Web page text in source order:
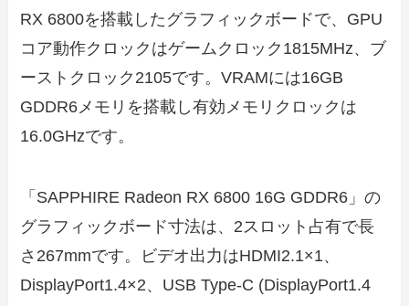
RX 6800を搭載したグラフィックボードで、GPU
コア動作クロックはゲームクロック1815MHz、ブ
ーストクロック2105です。VRAMには16GB
GDDR6メモリを搭載し有効メモリクロックは
16.0GHzです。
「SAPPHIRE Radeon RX 6800 16G GDDR6」の
グラフィックボード寸法は、2スロット占有で長
さ267mmです。ビデオ出力はHDMI2.1×1、
DisplayPort1.4×2、USB Type-C (DisplayPort1.4